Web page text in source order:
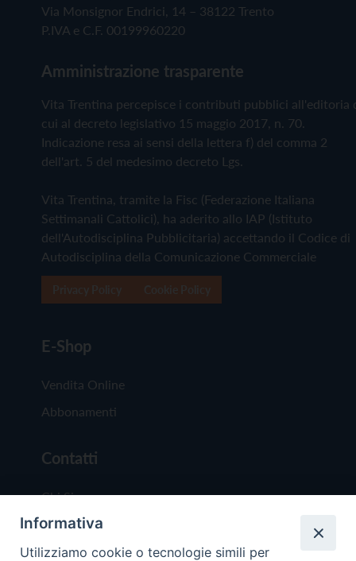
Via Monsignor Endrici, 14 – 38122 Trento
P.IVA e C.F. 00199960220
Amministrazione trasparente
Vita Trentina percepisce i contributi pubblici all'editoria
cui al decreto legislativo 15 maggio 2017, n. 70.
Indicazione resa ai sensi della lettera f) del comma 2
dell'art. 5 del medesimo decreto Lgs.
Vita Trentina, tramite la Fisc (Federazione Italiana
Settimanali Cattolici), ha aderito allo IAP (Istituto
dell'Autodisciplina Pubblicitaria) accettando il Codice di
Autodisciplina della Comunicazione Commerciale
E-Shop
Vendita Online
Abbonamenti
Contatti
Chi Siamo
Redazione
Scrivici
Informativa
Utilizziamo cookie o tecnologie simili per